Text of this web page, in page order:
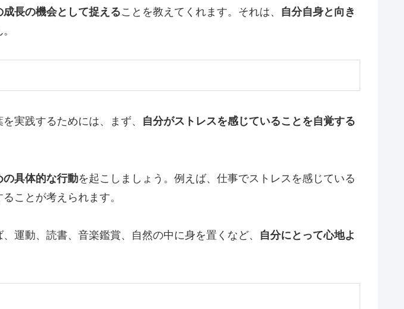
長の機会として捉えることを教えてくれます。それは、 自分自身と向き
実践するためには、まず、 自分がストレスを感じていることを自覚する
の具体的な行動を起こしましょう。例えば、仕事でストレスを感じている
ことが考えられます。
運動、読書、音楽鑑賞、自然の中に身を置くなど、 自分にとって心地よ